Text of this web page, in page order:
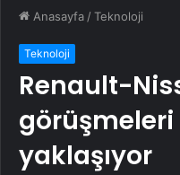
Anasayfa /Teknoloji
Teknoloji
Renault-
görüşmeleri
yaklaşıyor